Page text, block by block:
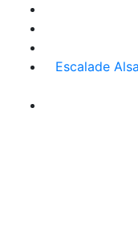
Escalade